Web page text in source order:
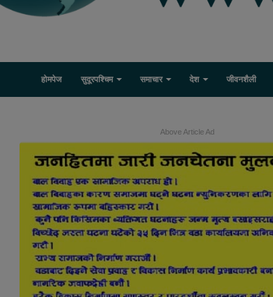
होमपेज सुदूरपश्चिम समाचार देश जीवनशैली
Above Article Ad